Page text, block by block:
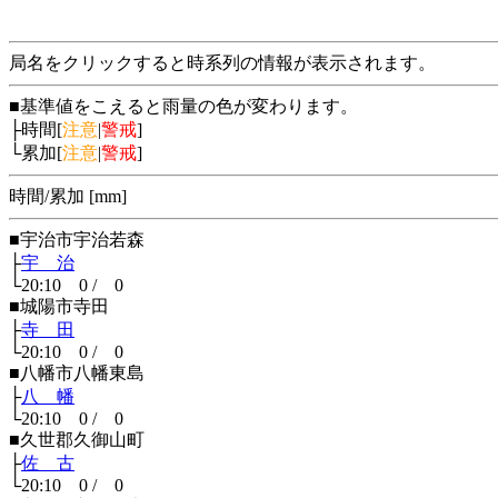
局名をクリックすると時系列の情報が表示されます。
■基準値をこえると雨量の色が変わります。
├時間[注意|警戒]
└累加[注意|警戒]
時間/累加 [mm]
■宇治市宇治若森
├宇 治
└20:10 0 / 0
■城陽市寺田
├寺 田
└20:10 0 / 0
■八幡市八幡東島
├八 幡
└20:10 0 / 0
■久世郡久御山町
├佐 古
└20:10 0 / 0